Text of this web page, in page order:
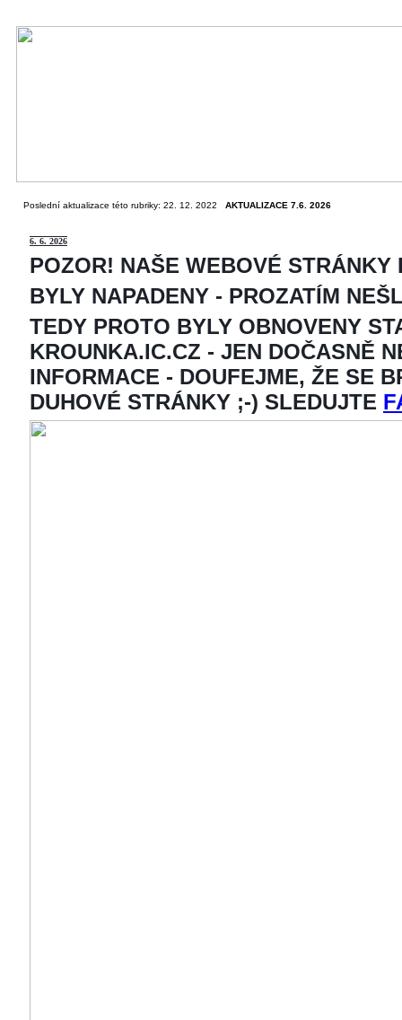
Poslední aktualizace této rubriky: 22. 12. 2022 AKTUALIZACE 7.6. 2026
6. 6. 2026
POZOR! NAŠE WEBOVÉ STRÁNKY
BYLY NAPADENY - PROZATÍM
TEDY PROTO BYLY OBNOVENY
KROUNKA.IC.CZ - JEN DOČASNĚ
INFORMACE - DOUFEJME, ŽE SE
DUHOVÉ STRÁNKY ;-) SLEDUJTE